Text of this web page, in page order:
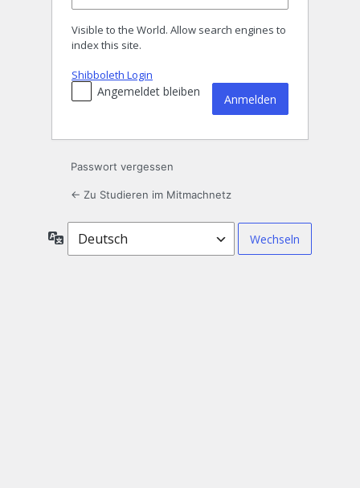
Visible to the World. Allow search engines to
index this site.
Shibboleth Login
Angemeldet bleiben
Passwort vergessen
← Zu Studieren im Mitmachnetz
Sprache